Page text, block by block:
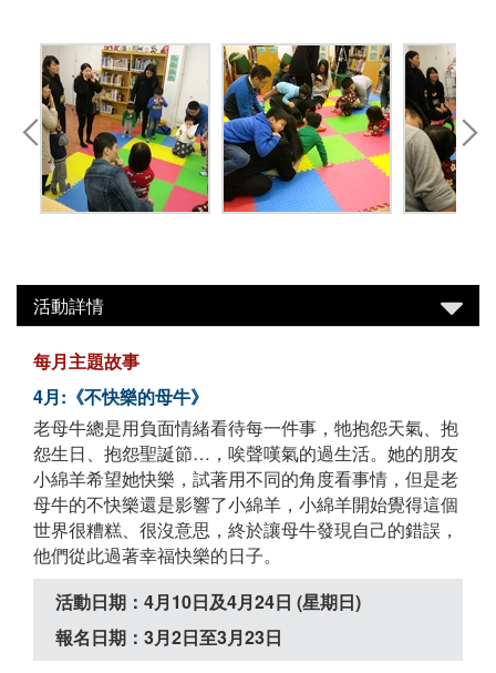
活動詳情
每月主題故事
4月:《不快樂的母牛》
老母牛總是用負面情緒看待每一件事，牠抱怨天氣、抱
怨生日、抱怨聖誕節…，唉聲嘆氣的過生活。她的朋友
小綿羊希望她快樂，試著用不同的角度看事情，但是老
母牛的不快樂還是影響了小綿羊，小綿羊開始覺得這個
世界很糟糕、很沒意思，終於讓母牛發現自己的錯誤，
他們從此過著幸福快樂的日子。
活動日期：4月10日及4月24日 (星期日)
報名日期：3月2日至3月23日